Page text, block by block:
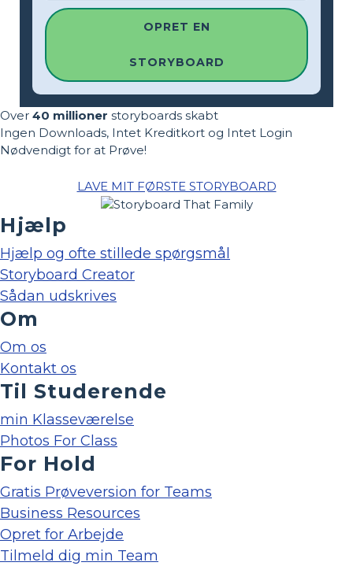
OPRET EN
STORYBOARD
Over 40 millioner storyboards skabt
Ingen Downloads, Intet Kreditkort og Intet Login
Nødvendigt for at Prøve!
LAVE MIT FØRSTE STORYBOARD
Hjælp
Hjælp og ofte stillede spørgsmål
Storyboard Creator
Sådan udskrives
Om
Om os
Kontakt os
Til Studerende
min Klasseværelse
Photos For Class
For Hold
Gratis Prøveversion for Teams
Business Resources
Opret for Arbejde
Tilmeld dig min Team